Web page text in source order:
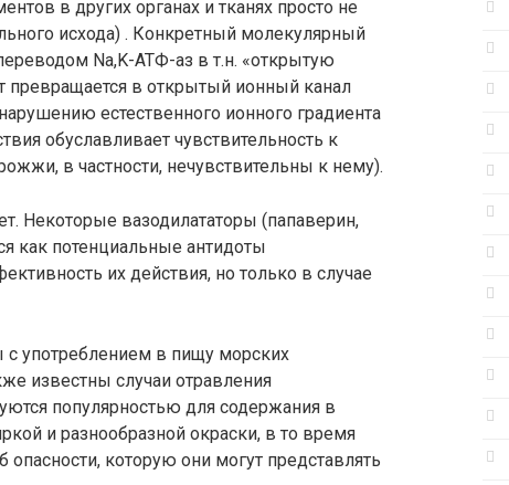
в других органах и тканях просто не
исхода) . Конкретный молекулярный
Na,K-АТФ-аз в т.н. «открытую
превращается в открытый ионный канал
естественного ионного градиента
обуславливает чувствительность к
в частности, нечувствительны к нему).
Некоторые вазодилататоры (папаверин,
как потенциальные антидоты
их действия, но только в случае
с употреблением в пищу морских
известны случаи отравления
популярностью для содержания в
и разнообразной окраски, в то время
которую они могут представлять